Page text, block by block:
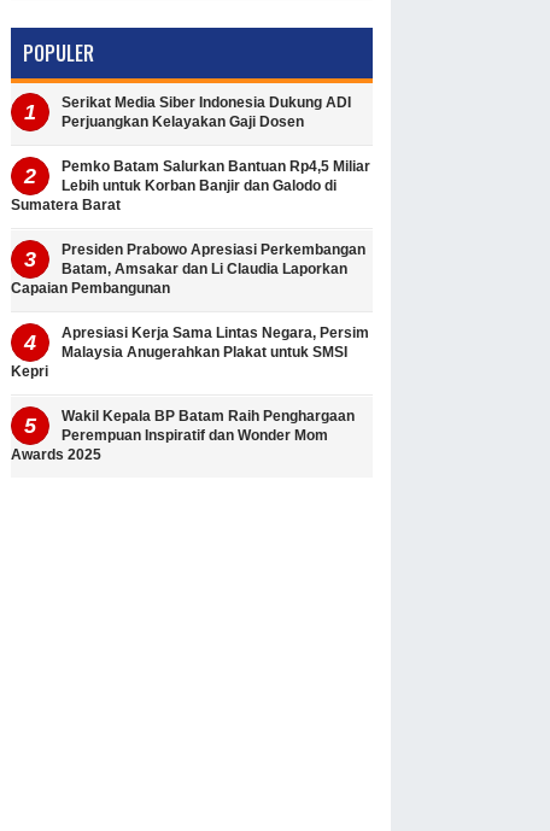
POPULER
Serikat Media Siber Indonesia Dukung ADI
Perjuangkan Kelayakan Gaji Dosen
Pemko Batam Salurkan Bantuan Rp4,5 Miliar
Lebih untuk Korban Banjir dan Galodo di
Sumatera Barat
Presiden Prabowo Apresiasi Perkembangan
Batam, Amsakar dan Li Claudia Laporkan
Capaian Pembangunan
Apresiasi Kerja Sama Lintas Negara, Persim
Malaysia Anugerahkan Plakat untuk SMSI
Kepri
Wakil Kepala BP Batam Raih Penghargaan
Perempuan Inspiratif dan Wonder Mom
Awards 2025